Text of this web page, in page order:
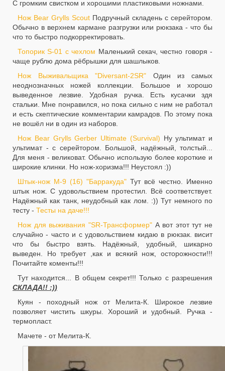
С громким свистком и хорошими пластиковыми ножнами.
Нож Bear Grylls Scout Подручный складень с серейтором.
Обычно в верхнем кармане разгрузки или рюкзака - что бы
что то быстро подкорректировать.
Топорик S-01 с чехлом Маленький секач, честно говоря -
чаще рублю дома рёбрышки для шашлыков.
Нож Выживальщика "Diversant-2SR" Один из самых
неоднозначных ножей коллекции. Большое и хорошо
выведенное лезвие. Удобная ручка. Есть кусачки здя
стальки. Мне понравился, но пока сильно с ним не работал
и есть скептические комментарии камрадов. По этому пока
не вошёл ни в один из наборов.
Нож Bear Grylls Gerber Ultimate (Survival) Ну ультимат и
ультимат - с серейтором. Большой, надёжный, толстый...
Для меня - великоват. Обычно использую более короткие и
широкие клинки. Но нож-хоризма!!! Неустоял :))
Штык-нож М-9 (16) "Барракуда" Тут всё честно. Именно
штык нож. С удовольствием протестил. Всё соответствует.
Надёжный как танк, неудобный как лом. :)) Тут немного по
тесту - Тесты на даче!!!
Нож для выживания "SR-Трансформер" А вот этот тут не
случайно - часто и с удовольствием кидаю в рюкзак. висит
что бы быстро взять. Надёжный, удобный, шикарно
выведен. Но требует ,как и всякий нож, осторожности!!!
Почитайте коменты!!!
Тут находится... В общем секрет!!! Только с разрешения
СКЛАДА!! :))
Куян - походный нож от Мелита-К. Широкое лезвие
позволяет чистить шкуры. Хороший и удобный. Ручка -
термопласт.
Мачете - от Мелита-К.